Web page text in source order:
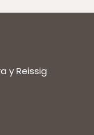
y Reissig